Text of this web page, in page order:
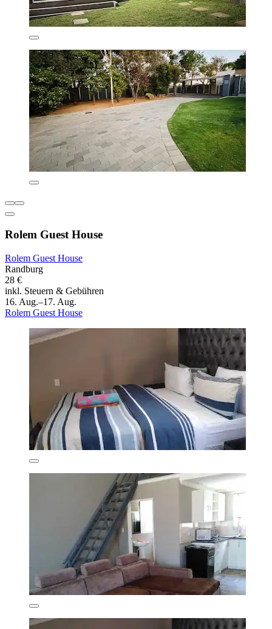
Rolem Guest House
Rolem Guest House
Randburg
28 €
inkl. Steuern & Gebühren
16. Aug.–17. Aug.
Rolem Guest House